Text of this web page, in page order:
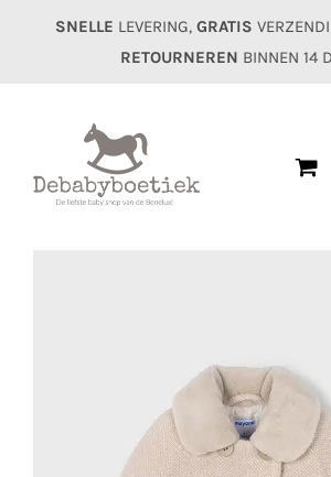
SNELLE LEVERING, GRATIS
RETOURNEREN BINNEN 14